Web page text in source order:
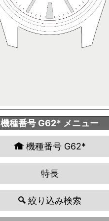
機種番号 G62* メニュー
機種番号 G62*
特長
絞り込み検索